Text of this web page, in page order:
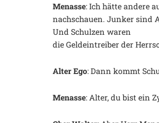
Menasse: Ich hätte andere
nachschauen. Junker sind
Und Schulzen waren
die Geldeintreiber der
Alter Ego: Dann kommt
Menasse: Alter, du bist ein